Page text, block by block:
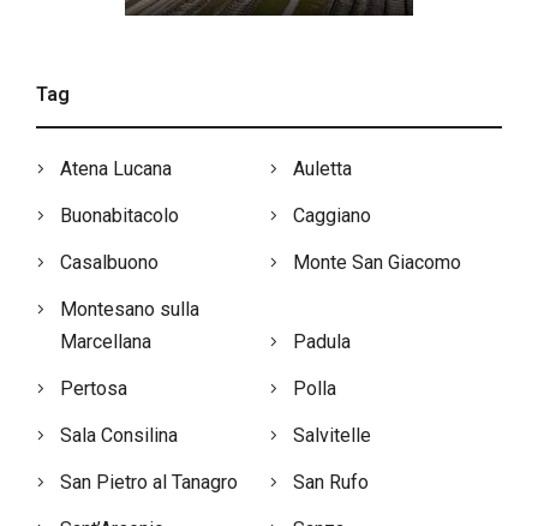
Tag
Atena Lucana Auletta
Buonabitacolo Caggiano
Casalbuono Monte San Giacomo
Montesano sulla
Marcellana
Padula
Pertosa Polla
Sala Consilina Salvitelle
San Pietro al Tanagro San Rufo